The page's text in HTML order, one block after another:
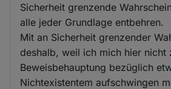
Sicherheit grenzende
alle jeder Grundlage entbehren.
Mit an Sicherheit grenzender
deshalb, weil ich mich hier nicht
Beweisbehauptung bezüglich
Nichtexistentem aufschwingen